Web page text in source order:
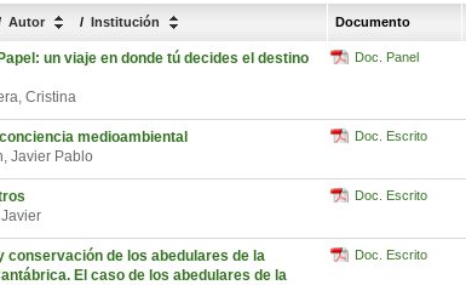
Autor / Institución Documento
un viaje en donde tú decides el destino
Cristina
Doc. Panel
medioambiental
Javier Pablo
Doc. Escrito
Doc. Escrito
conservación de los abedulares de la
El caso de los abedulares de la
Doc. Escrito